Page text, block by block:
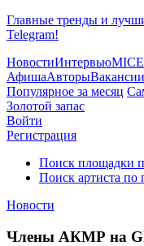
Главные тренды и
Telegram!
НовостиИнтервьюMICE
АфишаАвторыВакансии
Популярное за месяц
Золотой запас
Войти
Регистрация
Поиск площадки
Поиск артиста по
Новости
Члены АКМР на